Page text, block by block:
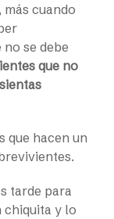
cuando
se debe
que no
que hacen un
tarde para
chiquita y lo